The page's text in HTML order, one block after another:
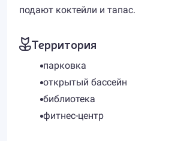
подают коктейли и тапас.
Территория
парковка
открытый бассейн
библиотека
фитнес-центр